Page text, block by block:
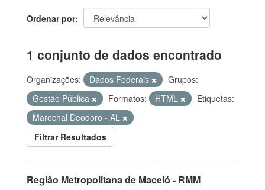
Ordenar por
1 conjunto de dados encontrado
Organizações: Dados Federais
Grupos:
Gestão Pública
Formatos: HTML
Etiquetas:
Marechal Deodoro - AL
Filtrar Resultados
Região Metropolitana de Maceió - RMM